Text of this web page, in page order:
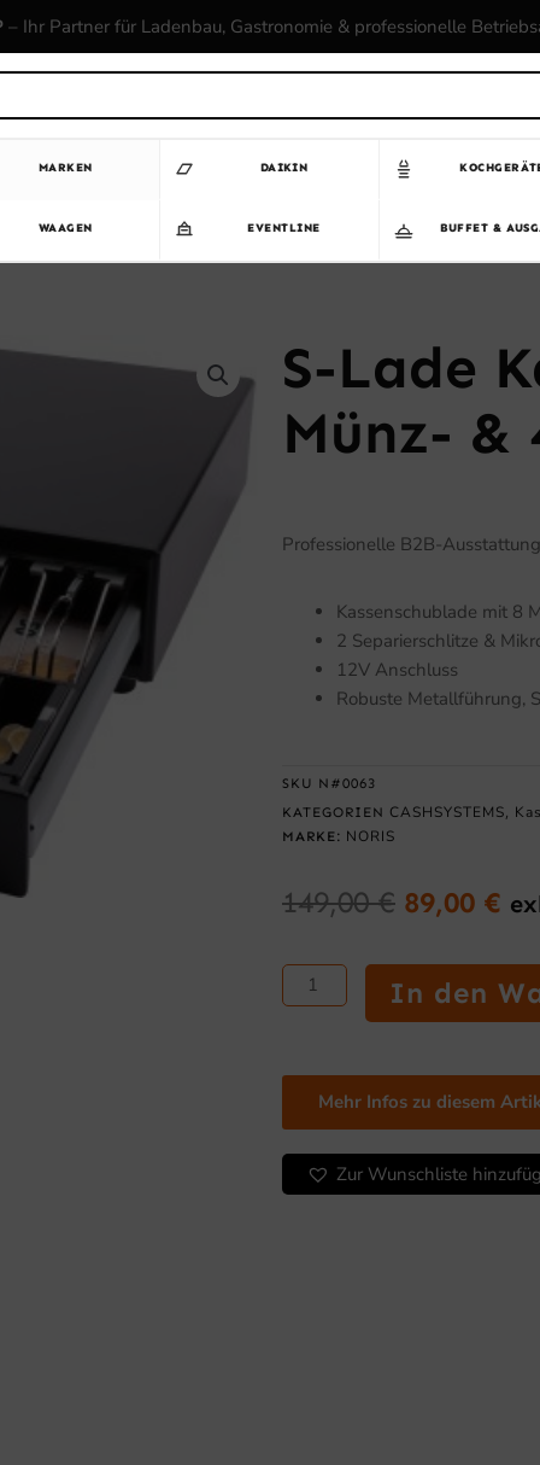
– Ihr Partner für Ladenbau, Gastronomie & professionelle
MARKEN DAIKIN
WAAGEN EVENTLINE BUFFET &
S-Lade
Münz- &
Professionelle B2B-
Kassenschublade mit 8
2 Separierschlitze &
12V Anschluss
Robuste Metallführung,
SKU N#0063
KATEGORIEN CASHSYSTEMS
MARKE: NORIS
149,00€
war:
149,00 €
89,00 €
S-
Lade
Kassenschublade
8
Münz-
&
Notenfächer
In den
Mehr Infos zu diesem
Zur Wunschliste